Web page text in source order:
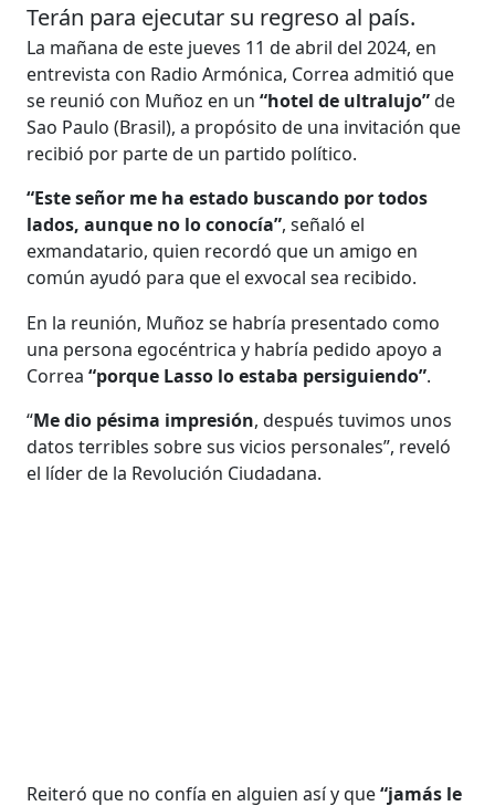
Terán para ejecutar su regreso al país.
La mañana de este jueves 11 de abril del 2024, en
entrevista con Radio Armónica, Correa admitió que
se reunió con Muñoz en un“hotel de ultralujo”de
Sao Paulo (Brasil), a propósito de una invitación que
recibió por parte de un partido político.
“Este señor me ha estado buscando por todos
lados, aunque no lo conocía”, señaló el
exmandatario, quien recordó que un amigo en
común ayudó para que el exvocal sea recibido.
En la reunión, Muñoz se habría presentado como
una persona egocéntrica y habría pedido apoyo a
Correa“porque Lasso lo estaba persiguiendo”.
“Me dio pésima impresión, después tuvimos unos
datos terribles sobre sus vicios personales”, reveló
el líder de la Revolución Ciudadana.
Reiteró que no confía en alguien así y que“jamás le